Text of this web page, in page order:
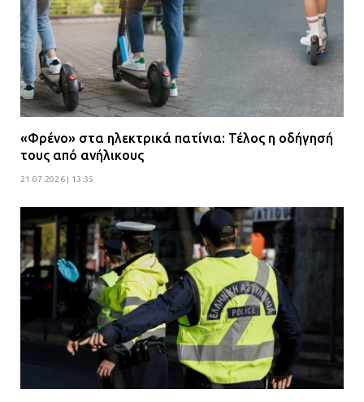
«Φρένο» στα ηλεκτρικά πατίνια: Τέλος η οδήγησή
τους από ανήλικους
21.07.2026 | 13:35